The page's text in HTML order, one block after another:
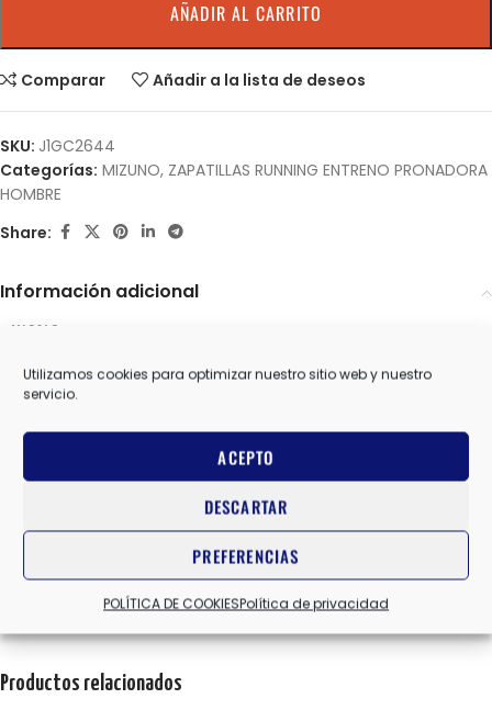
Utilizamos cookies para optimizar nuestro sitio web y nuestro
servicio.
ACEPTO
DESCARTAR
PREFERENCIAS
POLÍTICA DE COOKIESPolítica de privacidad
AÑADIR AL CARRITO
Comparar Añadir a la lista de deseos
SKU: J1GC2644
Categorías: MIZUNO, ZAPATILLAS RUNNING ENTRENO PRONADORA
HOMBRE
Share:
Información adicional
TALLA
COLOR AZUL MARINO/ROJO,AZUL/AMARILLO
Valoraciones (0)
Productos relacionados